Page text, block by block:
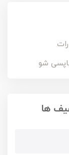
شو
ها